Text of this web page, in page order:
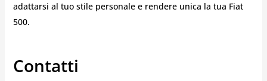
adattarsi al tuo stile personale e rendere unica la tua Fiat
500.
Contatti